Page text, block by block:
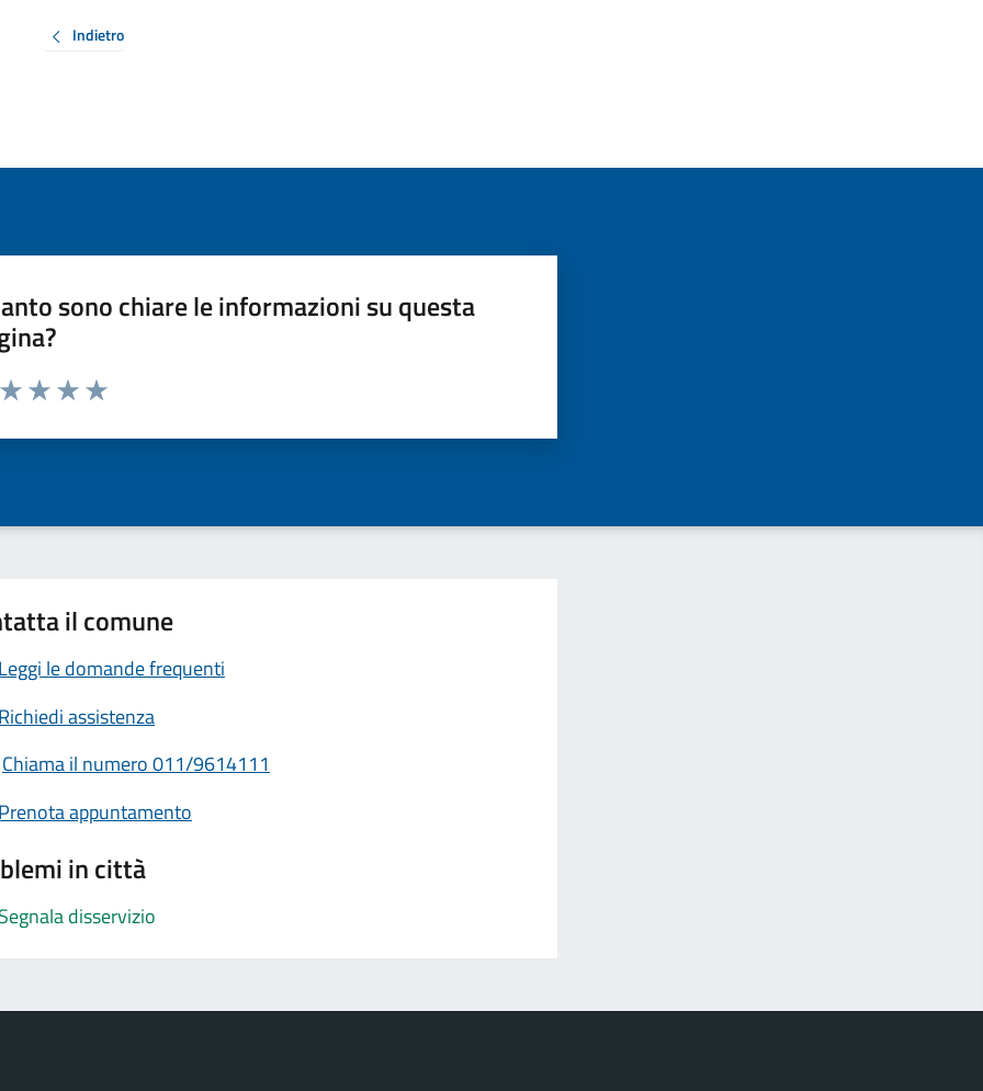
Indietro
sono chiare le informazioni su questa
da 1 a 5 stelle la pagina
il comune
Leggi le domande frequenti
Richiedi assistenza
Chiama il numero 011/9614111
Prenota appuntamento
in città
Segnala disservizio